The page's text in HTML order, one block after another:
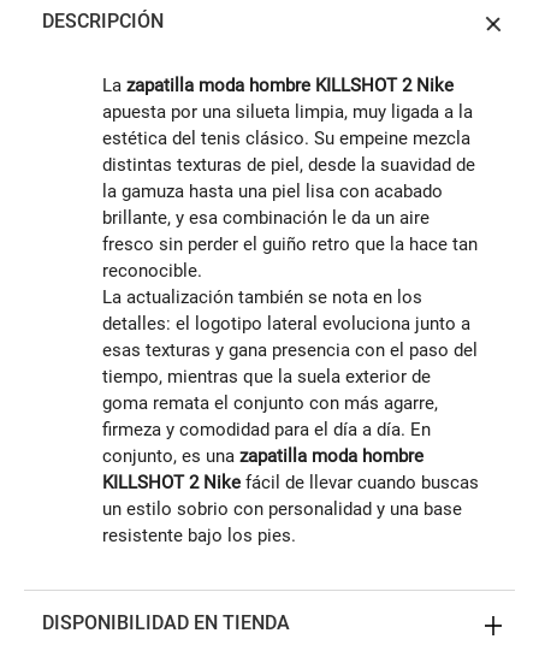
DESCRIPCIÓN
La zapatilla moda hombre KILLSHOT 2 Nike
apuesta por una silueta limpia, muy ligada a la
estética del tenis clásico. Su empeine mezcla
distintas texturas de piel, desde la suavidad de
la gamuza hasta una piel lisa con acabado
brillante, y esa combinación le da un aire
fresco sin perder el guiño retro que la hace tan
reconocible.
La actualización también se nota en los
detalles: el logotipo lateral evoluciona junto a
esas texturas y gana presencia con el paso del
tiempo, mientras que la suela exterior de
goma remata el conjunto con más agarre,
firmeza y comodidad para el día a día. En
conjunto, es una zapatilla moda hombre
KILLSHOT 2 Nike fácil de llevar cuando buscas
un estilo sobrio con personalidad y una base
resistente bajo los pies.
DISPONIBILIDAD EN TIENDA